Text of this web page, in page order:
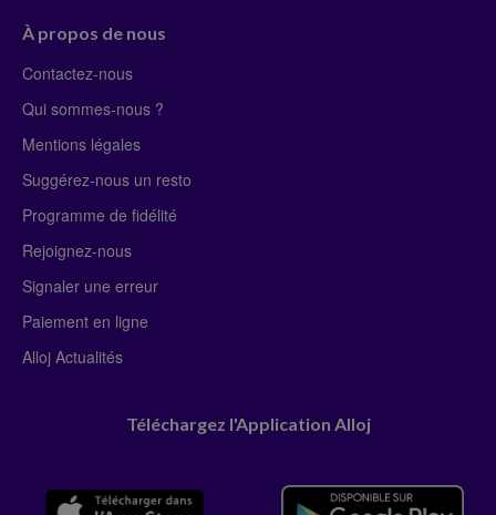
À propos de nous
Contactez-nous
Qui sommes-nous ?
Mentions légales
Suggérez-nous un resto
Programme de fidélité
Rejoignez-nous
Signaler une erreur
Paiement en ligne
Alloj Actualités
Téléchargez l'Application Alloj